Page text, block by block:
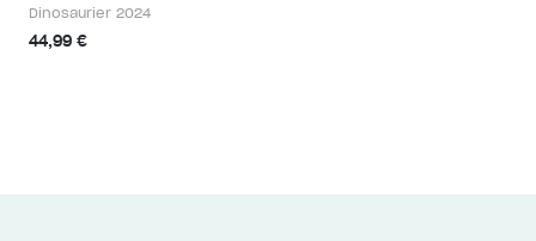
Dinosaurier 2024
44,99 €